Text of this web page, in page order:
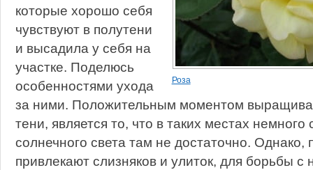
Роза
которые хорошо себя
чувствуют в полутени
и высадила у себя на
участке. Поделюсь
особенностями ухода
за ними. Положительным моментом
тени, является то, что в таких местах немного
солнечного света там не достаточно. Однако,
привлекают слизняков и улиток, для борьбы